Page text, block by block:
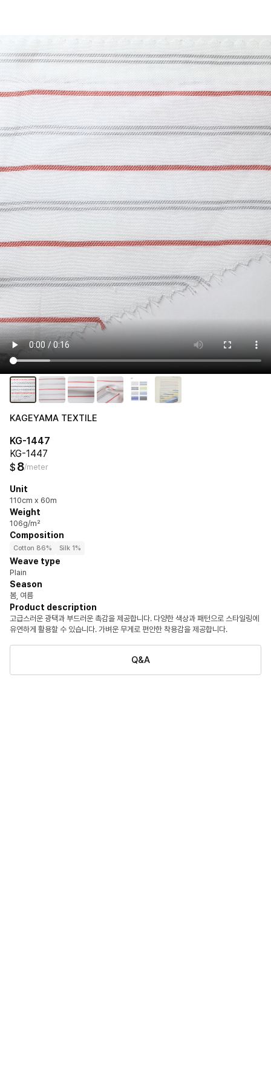
KAGEYAMA TEXTILE
KG-1447
KG-1447
$ 8/meter
Unit
110cm x 60m
Weight
106g/m²
Composition
Cotton 86% Silk 1%
Weave type
Plain
Season
봄, 여름
Product description
고급스러운 광택과 부드러운 촉감을 제공합니다. 다양한 색상과 패턴으로 스타일링에
유연하게 활용할 수 있습니다. 가벼운 무게로 편안한 착용감을 제공합니다.
Q&A